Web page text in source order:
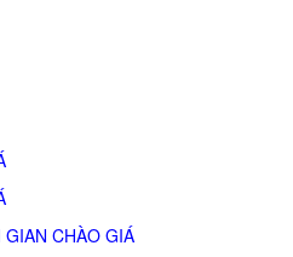
CHÀO GIÁ